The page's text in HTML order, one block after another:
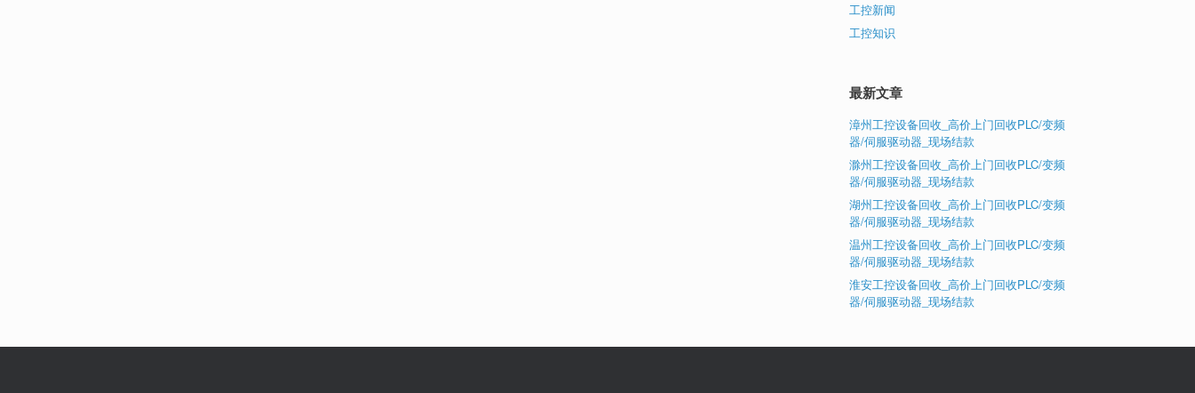
工控新闻
工控知识
最新文章
漳州工控设备回收_高价上门回收PLC/变频
器/伺服驱动器_现场结款
滁州工控设备回收_高价上门回收PLC/变频
器/伺服驱动器_现场结款
湖州工控设备回收_高价上门回收PLC/变频
器/伺服驱动器_现场结款
温州工控设备回收_高价上门回收PLC/变频
器/伺服驱动器_现场结款
淮安工控设备回收_高价上门回收PLC/变频
器/伺服驱动器_现场结款